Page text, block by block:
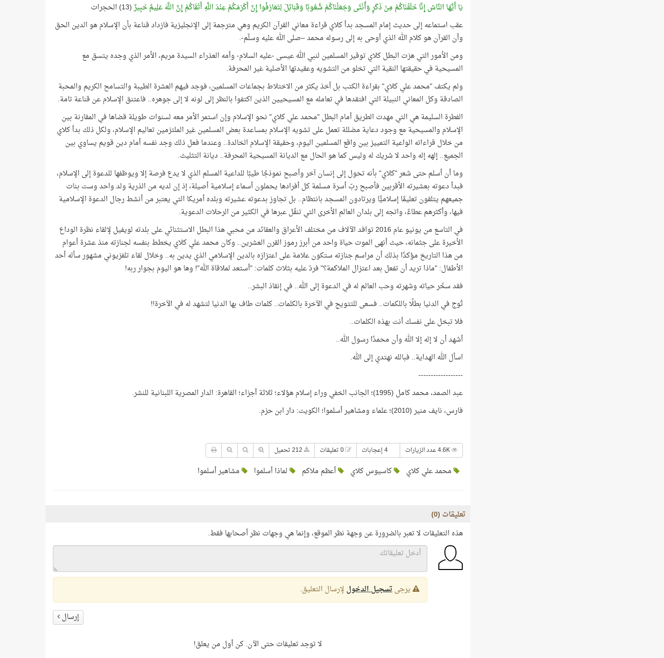
يَا أَيُّهَا النَّاسُ إِنَّا خَلَقْنَاكُمْ مِنْ ذَكَرٍ وَأُنْثَى وَجَعَلْنَاكُمْ شُعُوبًا وَقَبَائِلَ لِتَعَارَفُوا إِنَّ أَكْرَمَكُمْ عِنْدَ اللَّهِ أَتْقَاكُمْ إِنَّ اللَّهَ عَلِيمٌ خَبِيرٌ(13) الحجرات
عقب استماعه إلى حديث إمام المسجد بدأ كلاي قراءة معاني القرآن الكريم وهي مترجمة إلى الإنجليزية فازداد قناعة بأن الإسلام هو الدين الحق
وأن القرآن هو كلام الله الذي أوحى به إلى رسوله محمد –صلى الله عليه وسلّم-.
ومن الأمور التي هزت البطل كلاي توقير المسلمين لنبي الله عيسى -عليه السلام- وأمه العذراء السيدة مريم، الأمر الذي وجده يتسق مع
المسيحية في حقيقتها النقية التي تخلو من التشويه وعقيدتها الأصلية غير المحرفة.
ولم يكتف "محمد علي كلاي" بقراءة الكتب بل أخذ يكثر من الاختلاط بجماعات المسلمين، فوجد فيهم العشرة الطيبة والتسامح الكريم والمحبة
الصادقة وكل المعاني النبيلة التي افتقدها في تعامله مع المسيحيين الذين اكتفوا بالنظر إلى لونه لا إلى جوهره.. فاعتنق الإسلام عن قناعة تامة.
الفطرة السليمة هي التي مهدت الطريق أمام البطل "محمد علي كلاي" نحو الإسلام وإن استمر الأمر معه لسنوات طويلة قضاها في المقارنة بين
الإسلام والمسيحية مع وجود دعاية مضللة تعمل على تشويه الإسلام بمساعدة بعض المسلمين غير الملتزمين تعاليم الإسلام، ولكل ذلك بدأ كلاي
من خلال قراءاته الواعية التمييز بين واقع المسلمين اليوم، وحقيقة الإسلام الخالدة.. وعندما فعل ذلك وجد نفسه أمام دين قويم يساوي بين
الجميع.. إلهه إله واحد لا شريك له وليس كما هو الحال مع الديانة المسيحية المحرفة.. ديانة التثليث.
وما أن أسلم حتى شعر "كلاي" بأنه تحول إلى إنسان آخر وأصبح نموذجًا طيبًا للداعية المسلم الذي لا يدع فرصة إلا ويوظفها للدعوة إلى الإسلام،
فبدأ دعوته بعشيرته الأقربين فأصبح ربّ أسرة مسلمة كل أفرادها يحملون أسماء إسلامية أصيلة، إذ إن لديه من الذرية ولد واحد وست بنات
جميعهم يتلقون تعليمًا إسلاميًّا ويرتادون المسجد بانتظام.. بل تجاوز بدعوته عشيرته وبلده أمريكا التي يعتبر من أنشط رجال الدعوة الإسلامية
فيها، وأكثرهم عطاءً، واتجه إلى بلدان العالم الأخرى التي تنقّل عبرها في الكثير من الرحلات الدعوية.
في التاسع من يونيو عام 2016 توافد الآلاف من مختلف الأعراق والعقائد من محبي هذا البطل الاستثنائي على بلدته لويفيل لإلقاء نظرة الوداع
الأخيرة على جثمانه، حيث أنهى الموت حياة واحد من أبرز رموز القرن العشرين.. وكان محمد علي كلاي يخطط بنفسه لجنازته منذ عشرة أعوام
من هذا التاريخ مؤكدًا بذلك أن مراسم جنازته ستكون علامة على اعتزازه بالدين الإسلامي الذي يدين به.. وخلال لقاء تلفزيوني مشهور سأله أحد
الأطفال: "ماذا تريد أن تفعل بعد اعتزال الملاكمة؟" فردّ عليه بثلاث كلمات: "أستعد لملاقاة الله"! وها هو اليوم بجوار ربه!
فقد سخّر حياته وشهرته وحب العالم له في الدعوة إلى الله.. في إنقاذ البشر..
تُوج في الدنيا بطلًا باللكمات.. فسعى للتتويج في الآخرة بالكلمات.. كلمات طاف بها الدنيا لتشهد له في الآخرة!!
فلا تبخل على نفسك أنت بهذه الكلمات..
أشهد أن لا إله إلا الله وأن محمدًا رسول الله..
اسأل الله الهداية.. فبالله نهتدي إلى الله.
------------------
عبد الصمد، محمد كامل (1995)؛ الجانب الخفي وراء إسلام هؤلاء؛ ثلاثة أجزاء؛ القاهرة: الدار المصرية اللبنانية للنشر.
فارس، نايف منير (2010)؛ علماء ومشاهير أسلموا؛ الكويت: دار ابن حزم.
4 إعجابات
محمد علي كلاي كاسيوس كلاي أعظم ملاكم لماذا أسلموا مشاهير أسلموا
تعليقات (0
)
هذه التعليقات لا تعبر بالضرورة عن وجهة نظر الموقع، وإنما هي وجهات نظر أصحابها فقط.
يرجىتسجيل الدخول لإرسال التعليق.
إرسال
لا توجد تعليقات حتى الآن. كن أول من يعلق!